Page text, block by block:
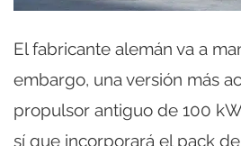
El fabricante alemán va a
embargo, una versión más
propulsor antiguo de 100
sí que incorporará el pack